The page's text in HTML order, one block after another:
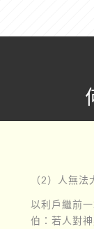
（2）人無
以利戶繼前
伯：若人對